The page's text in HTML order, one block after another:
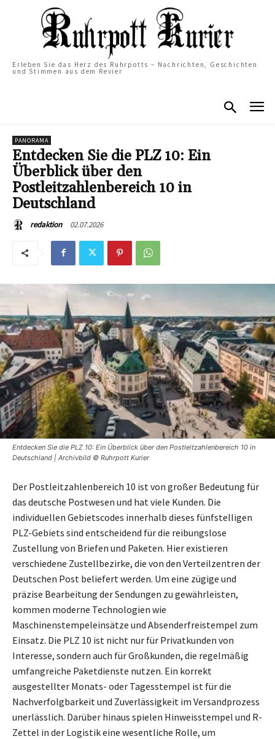
Erleben Sie das Herz des Ruhrpotts – Nachrichten, Geschichten
und Stimmen aus dem Revier
PANORAMA
Entdecken Sie die PLZ 10: Ein
Überblick über den
Postleitzahlenbereich 10 in
Deutschland
redaktion 02.07.2026
Entdecken Sie die PLZ 10: Ein Überblick über den Postleitzahlenbereich 10 in
Deutschland | Archivbild © Ruhrpott Kurier
Der Postleitzahlenbereich 10 ist von großer Bedeutung für
das deutsche Postwesen und hat viele Kunden. Die
individuellen Gebietscodes innerhalb dieses fünfstelligen
PLZ-Gebiets sind entscheidend für die reibungslose
Zustellung von Briefen und Paketen. Hier existieren
verschiedene Zustellbezirke, die von den Verteilzentren der
Deutschen Post beliefert werden. Um eine zügige und
präzise Bearbeitung der Sendungen zu gewährleisten,
kommen moderne Technologien wie
Maschinenstempeleinsätze und Absenderfreistempel zum
Einsatz. Die PLZ 10 ist nicht nur für Privatkunden von
Interesse, sondern auch für Großkunden, die regelmäßig
umfangreiche Paketdienste nutzen. Ein korrekt
ausgestellter Monats- oder Tagesstempel ist für die
Nachverfolgbarkeit und Zuverlässigkeit im Versandprozess
unerlässlich. Darüber hinaus spielen Hinweisstempel und R-
Zettel in der Logistik eine wesentliche Rolle, um